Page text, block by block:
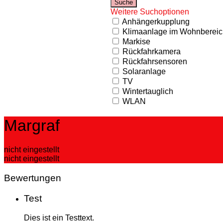
Weitere Suchoptionen
Anhängerkupplung
Klimaanlage im
Markise
Rückfahrkamera
Rückfahrsensoren
Solaranlage
TV
Wintertauglich
WLAN
Margraf
nicht eingestellt
nicht eingestellt
Bewertungen
Test
Dies ist ein Testtext.